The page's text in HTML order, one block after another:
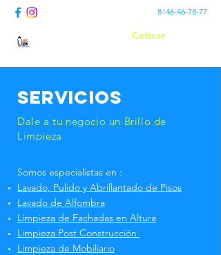
8146-46-78-77
Cotizar
SERVICIOS
Dale a tu negocio un Brillo de
Limpieza
Somos especialistas en :
Lavado, Pulido y Abrillantado de Pisos
Lavado de Alfombra
Limpieza de Fachadas en Altura
Limpieza Post Construcción
Limpieza de Mobiliario